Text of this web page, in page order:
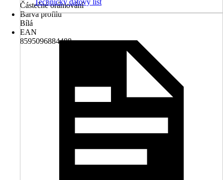
Částečné orámování
Barva profilu
Bílá
EAN
8595096884488
Technický datový list